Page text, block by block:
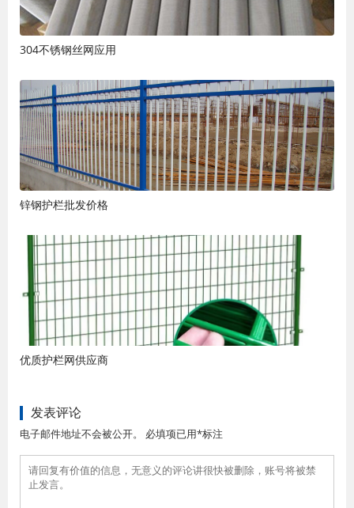
304不锈钢丝网应用
锌钢护栏批发价格
优质护栏网供应商
发表评论
电子邮件地址不会被公开。 必填项已用*标注